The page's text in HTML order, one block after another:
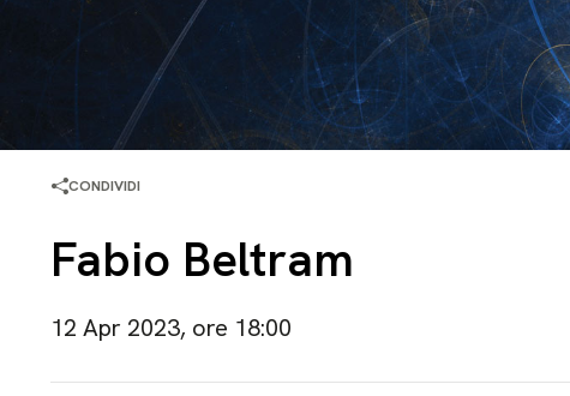
CONDIVIDI
Fabio Beltram
12 Apr 2023, ore 18:00